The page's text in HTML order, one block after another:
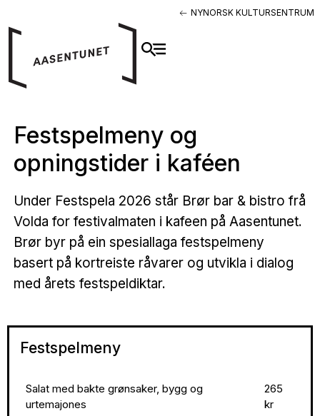
NYNORSK KULTURSENTRUM
Festspelmeny og
opningstider i kaféen
Under Festspela 2026 står Brør bar & bistro frå
Volda for festivalmaten i kafeen på Aasentunet.
Brør byr på ein spesiallaga festspelmeny
basert på kortreiste råvarer og utvikla i dialog
med årets festspeldiktar.
Festspelmeny
Salat med bakte grønsaker, bygg og
urtemajones
265
kr